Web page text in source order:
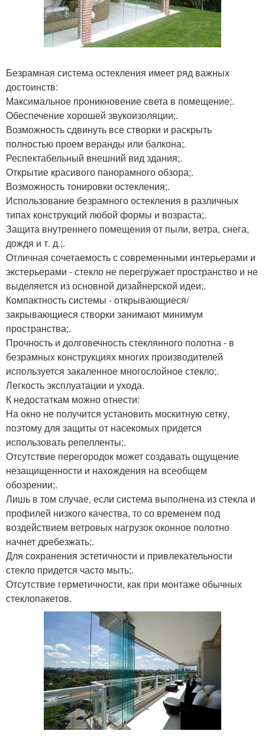
Безрамная система остекления имеет ряд важных
достоинств:
Максимальное проникновение света в помещение;.
Обеспечение хорошей звукоизоляции;.
Возможность сдвинуть все створки и раскрыть
полностью проем веранды или балкона;.
Респектабельный внешний вид здания;.
Открытие красивого панорамного обзора;.
Возможность тонировки остекления;.
Использование безрамного остекления в различных
типах конструкций любой формы и возраста;.
Защита внутреннего помещения от пыли, ветра, снега,
дождя и т. д.;.
Отличная сочетаемость с современными интерьерами и
экстерьерами - стекло не перегружает пространство и не
выделяется из основной дизайнерской идеи;.
Компактность системы - открывающиеся/
закрывающиеся створки занимают минимум
пространства;.
Прочность и долговечность стеклянного полотна - в
безрамных конструкциях многих производителей
используется закаленное многослойное стекло;.
Легкость эксплуатации и ухода.
К недостаткам можно отнести:
На окно не получится установить москитную сетку,
поэтому для защиты от насекомых придется
использовать репелленты;.
Отсутствие перегородок может создавать ощущение
незащищенности и нахождения на всеобщем
обозрении;.
Лишь в том случае, если система выполнена из стекла и
профилей низкого качества, то со временем под
воздействием ветровых нагрузок оконное полотно
начнет дребезжать;.
Для сохранения эстетичности и привлекательности
стекло придется часто мыть;.
Отсутствие герметичности, как при монтаже обычных
стеклопакетов.